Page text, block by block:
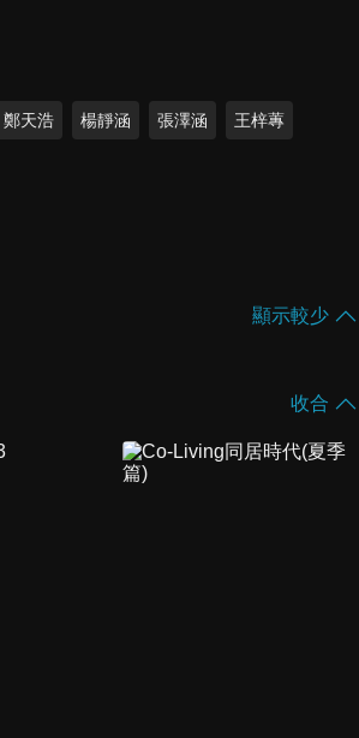
鄭天浩 楊靜涵 張澤涵 王梓蓴
顯示較少
收合